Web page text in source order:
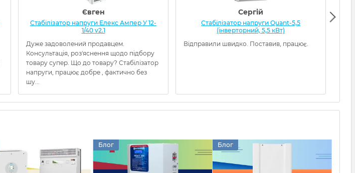
Євген
Стабілізатор напруги Елекс Ампер У 12-
1/40 v2.1
Дуже задоволений продавцем.
Консультація, роз'яснення щодо підбору
товару супер. Що до товару? Стабілізатор
напруги, працює добре , фактично без
шу...
Сергій
Стабілізатор напруги Quant-5,5
(інверторний, 5,5 кВт)
Відправили швидко. Поставив, працює.
Блог Блог